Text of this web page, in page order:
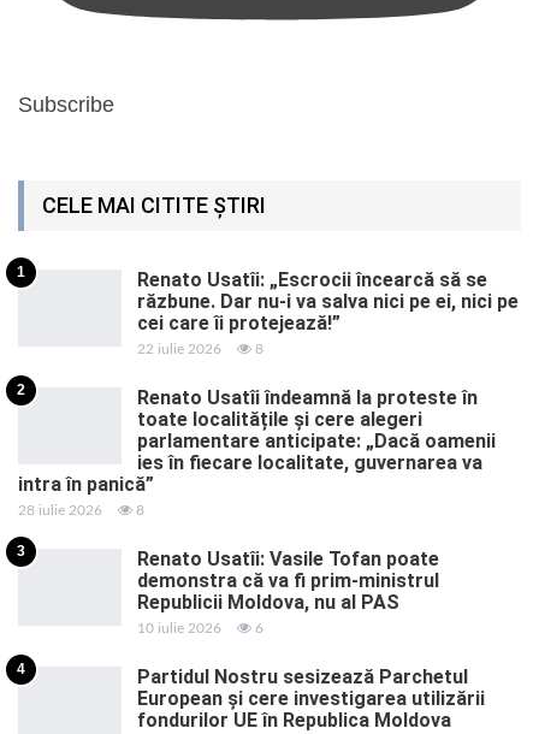
Subscribe
CELE MAI CITITE ȘTIRI
1
Renato Usatîi: „Escrocii încearcă să se
răzbune. Dar nu-i va salva nici pe ei, nici pe
cei care îi protejează!”
22 iulie 2026 8
2
Renato Usatîi îndeamnă la proteste în
toate localitățile și cere alegeri
parlamentare anticipate: „Dacă oamenii
ies în fiecare localitate, guvernarea va
intra în panică”
28 iulie 2026 8
3
Renato Usatîi: Vasile Tofan poate
demonstra că va fi prim-ministrul
Republicii Moldova, nu al PAS
10 iulie 2026 6
4
Partidul Nostru sesizează Parchetul
European și cere investigarea utilizării
fondurilor UE în Republica Moldova